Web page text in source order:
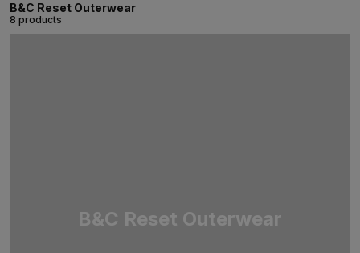
B&C Reset Outerwear
8 products
B&C Reset Outerwear